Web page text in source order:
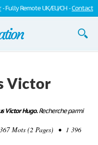
- Fully Remote UK/EU/CH -Contact
Victor
Victor Hugo.Recherche parmi
Mots (2 Pages) • 1 396